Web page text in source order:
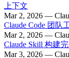
上下文
Mar 2, 2026 —
Claude Code 团队
Mar 2, 2026 —
Claude Skill 构建
Mar 3, 2026 —